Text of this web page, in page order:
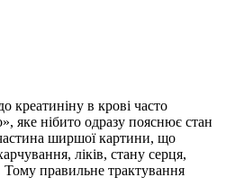
креатиніну в крові часто
яке нібито одразу пояснює стан
ширшої картини, що
ліків, стану серця,
правильне трактування